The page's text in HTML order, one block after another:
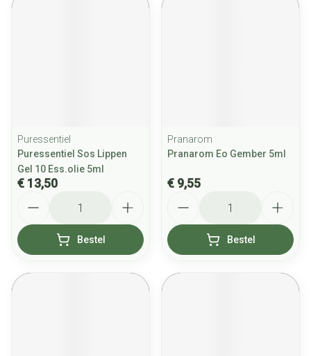
Puressentiel
Puressentiel Sos Lippen
Gel 10 Ess.olie 5ml
€ 13,50
Bestel
Pranarom
Pranarom Eo Gember 5ml
€ 9,55
Bestel